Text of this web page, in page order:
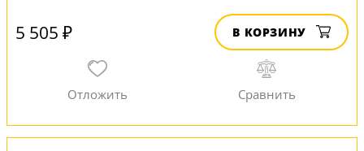
5 505 ₽ В КОРЗИНУ